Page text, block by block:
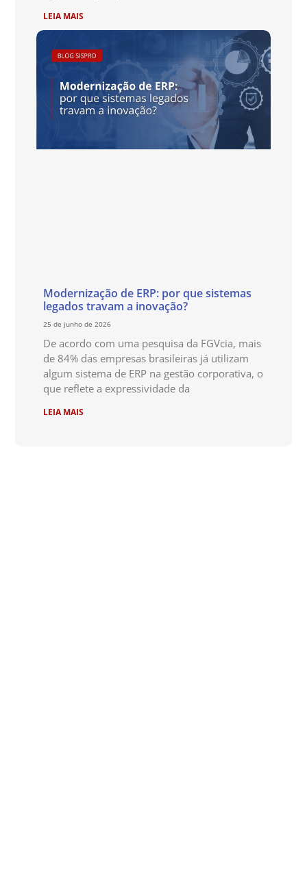
LEIA MAIS
Modernização de ERP: por que sistemas
legados travam a inovação?
25 de junho de 2026
De acordo com uma pesquisa da FGVcia, mais
de 84% das empresas brasileiras já utilizam
algum sistema de ERP na gestão corporativa, o
que reflete a expressividade da
LEIA MAIS